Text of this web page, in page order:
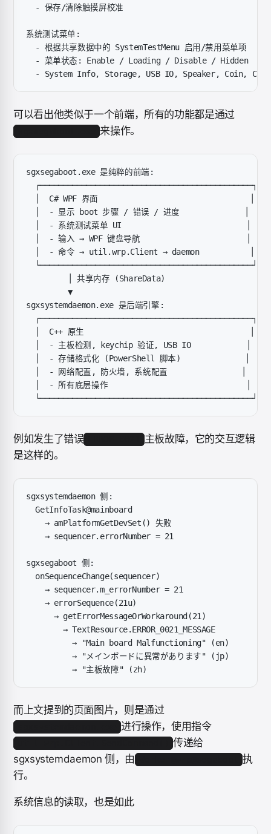
  - 保存/清除触摸屏校准
系统测试菜单:
  - 根据共享数据中的 SystemTestMenu 启用/禁用菜单项
  - 菜单状态: Enable / Loading / Disable / Hidden
- System Info, Storage, USB IO, Speaker, Coin,
可以看出他类似于一个前端，所有的功能都是通过
来操作。
sgxsegaboot.exe 是纯粹的前端:
  ┌──────────────────────────────────────────────┐
  │  C# WPF 界面                                 │
  │  - 显示 boot 步骤 / 错误 / 进度              │
  │  - 系统测试菜单 UI                           │
  │  - 输入 → WPF 键盘导航                       │
  │  - 命令 → util.wrp.Client → daemon           │
  └──────────────────────────────────────────────┘
         │ 共享内存 (ShareData)
         ▼
sgxsystemdaemon.exe 是后端引擎:
  ┌──────────────────────────────────────────────┐
  │  C++ 原生                                    │
  │  - 主板检测, keychip 验证, USB IO            │
  │  - 存储格式化 (PowerShell 脚本)              │
  │  - 网络配置, 防火墙, 系统配置                │
  │  - 所有底层操作                              │
  └──────────────────────────────────────────────┘
例如发生了错误
主板故障，它的交互逻辑
是这样的。
sgxsystemdaemon 侧:
  GetInfoTask@mainboard
    → amPlatformGetDevSet() 失败
    → sequencer.errorNumber = 21
sgxsegaboot 侧:
  onSequenceChange(sequencer)
    → sequencer.m_errorNumber = 21
    → errorSequence(21u)
      → getErrorMessageOrWorkaround(21)
        → TextResource.ERROR_0021_MESSAGE
          → "Main board Malfunctioning" (en)
          → "メインボードに異常があります" (jp)
          → "主板故障" (zh)
而上文提到的页面图片，则是通过
进行操作，使用指令
传递给
sgxsystemdaemon 侧，由
执
行。
系统信息的读取，也是如此